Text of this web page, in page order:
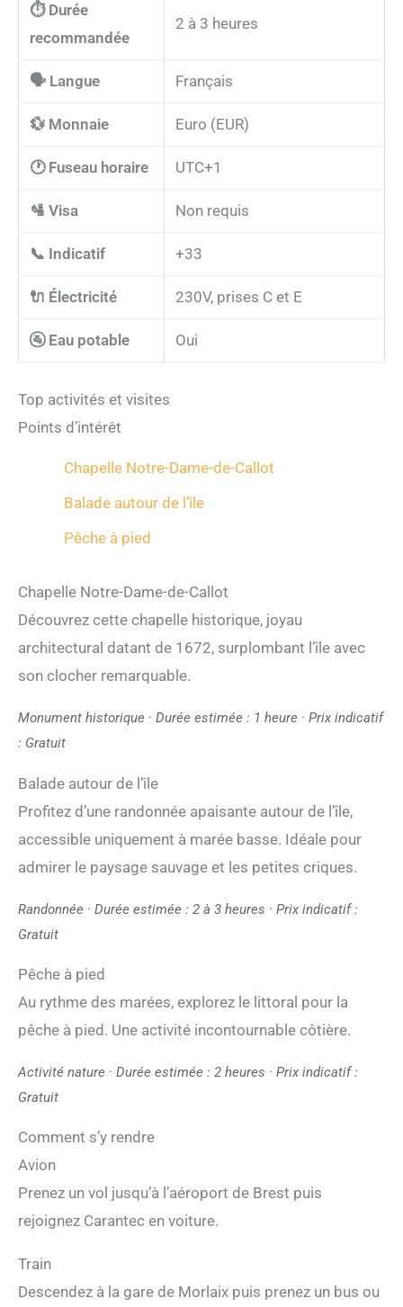
⏱️ Durée
recommandée
2 à 3 heures
🗣️ Langue Français
💱 Monnaie Euro (EUR)
🕐 Fuseau horaire UTC+1
🛂 Visa Non requis
📞 Indicatif +33
🔌 Électricité 230V, prises C et E
🚰 Eau potable Oui
Top activités et visites
Points d’intérêt
Chapelle Notre-Dame-de-Callot
Balade autour de l’île
Pêche à pied
Chapelle Notre-Dame-de-Callot
Découvrez cette chapelle historique, joyau
architectural datant de 1672, surplombant l’île avec
son clocher remarquable.
Monument historique · Durée estimée : 1 heure · Prix indicatif
: Gratuit
Balade autour de l’île
Profitez d’une randonnée apaisante autour de l’île,
accessible uniquement à marée basse. Idéale pour
admirer le paysage sauvage et les petites criques.
Randonnée · Durée estimée : 2 à 3 heures · Prix indicatif :
Gratuit
Pêche à pied
Au rythme des marées, explorez le littoral pour la
pêche à pied. Une activité incontournable côtière.
Activité nature · Durée estimée : 2 heures · Prix indicatif :
Gratuit
Comment s’y rendre
Avion
Prenez un vol jusqu’à l’aéroport de Brest puis
rejoignez Carantec en voiture.
Train
Descendez à la gare de Morlaix puis prenez un bus ou